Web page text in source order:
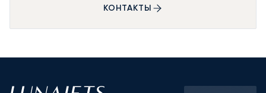
КОНТАКТЫ